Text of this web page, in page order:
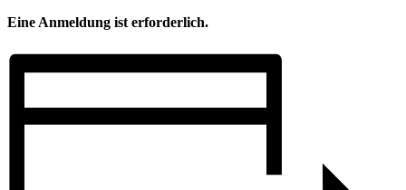
Eine Anmeldung ist erforderlich.